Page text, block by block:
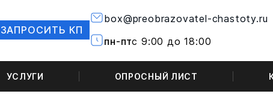
ЗАПРОСИТЬ КП
box@preobrazovatel-chastoty.ru
пн-птс 9:00 до 18:00
УСЛУГИ ОПРОСНЫЙ ЛИСТ